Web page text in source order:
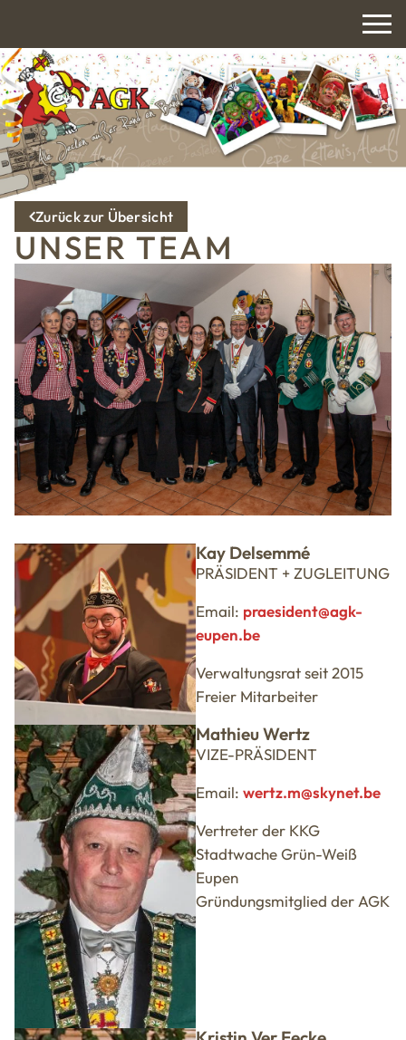
Zurück zur Übersicht
UNSER TEAM
Kay Delsemmé
PRÄSIDENT + ZUGLEITUNG
Email: praesident@agk-
eupen.be
Verwaltungsrat seit 2015
Freier Mitarbeiter
Mathieu Wertz
VIZE-PRÄSIDENT
Email: wertz.m@skynet.be
Vertreter der KKG
Stadtwache Grün-Weiß
Eupen
Gründungsmitglied der AGK